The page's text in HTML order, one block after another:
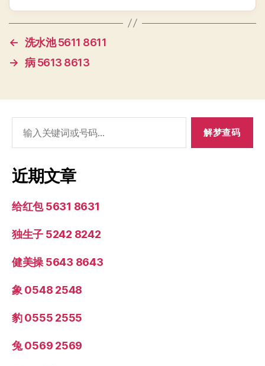
← 洗水池 5611 8611
→ 病 5613 8613
索：
近期文章
给红包 5631 8631
独生子 5242 8242
健美操 5643 8643
象 0548 2548
豹 0555 2555
兔 0569 2569